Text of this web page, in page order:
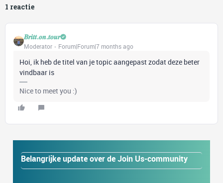
1 reactie
𝑩𝒓𝒊𝒕𝒕.𝒐𝒏.𝒕𝒐𝒖𝒓
Moderator Forum|Forum|7 months ago
Hoi, ik heb de titel van je topic aangepast zodat deze beter
vindbaar is
Nice to meet you :)
Belangrijke update over de Join Us-community